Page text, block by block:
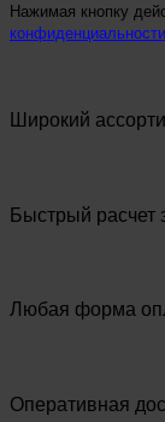
Нажимая кнопку
конфиденциальности
Широкий
Быстрый расчет
Любая форма
Оперативная